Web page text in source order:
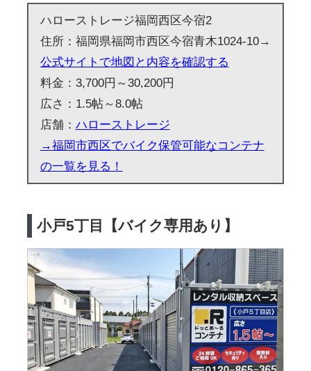
ハローストレージ福岡西区今宿2
住所：福岡県福岡市西区今宿青木1024-10→
公式サイトで地図と内容を確認する
料金：3,700円～30,200円
広さ：1.5帖～8.0帖
店舗： ハローストレージ
→福岡市西区でバイク保管可能なコンテナ
の一覧を見る！
小戸5丁目【バイク専用あり】